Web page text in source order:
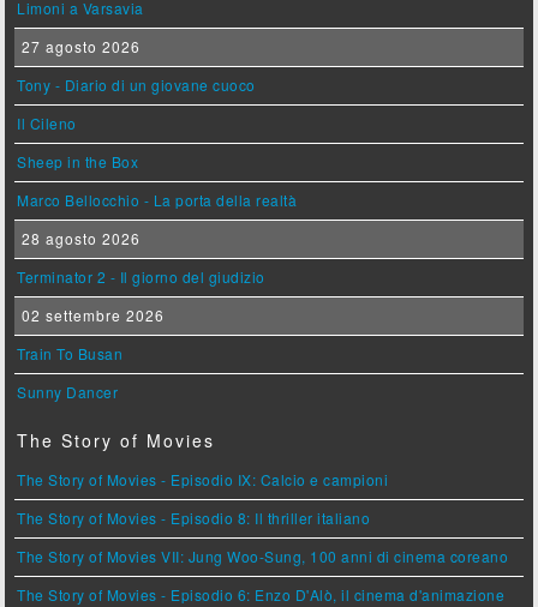
Limoni a Varsavia
27 agosto 2026
Tony - Diario di un giovane cuoco
Il Cileno
Sheep in the Box
Marco Bellocchio - La porta della realtà
28 agosto 2026
Terminator 2 - Il giorno del giudizio
02 settembre 2026
Train To Busan
Sunny Dancer
The Story of Movies
The Story of Movies - Episodio IX: Calcio e campioni
The Story of Movies - Episodio 8: Il thriller italiano
The Story of Movies VII: Jung Woo-Sung, 100 anni di cinema coreano
The Story of Movies - Episodio 6: Enzo D'Alò, il cinema d'animazione